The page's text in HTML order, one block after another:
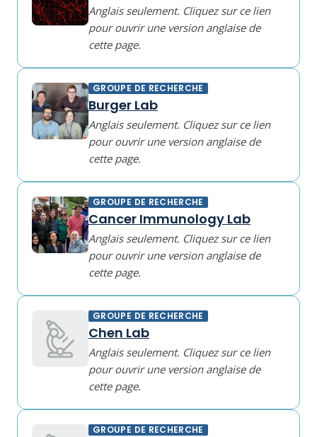
Anglais seulement. Cliquez sur ce lien
pour ouvrir une version anglaise de
cette page.
GROUPE DE RECHERCHE
Burger Lab
Anglais seulement. Cliquez sur ce lien
pour ouvrir une version anglaise de
cette page.
GROUPE DE RECHERCHE
Cancer Immunology Lab
Anglais seulement. Cliquez sur ce lien
pour ouvrir une version anglaise de
cette page.
GROUPE DE RECHERCHE
Chen Lab
Anglais seulement. Cliquez sur ce lien
pour ouvrir une version anglaise de
cette page.
GROUPE DE RECHERCHE